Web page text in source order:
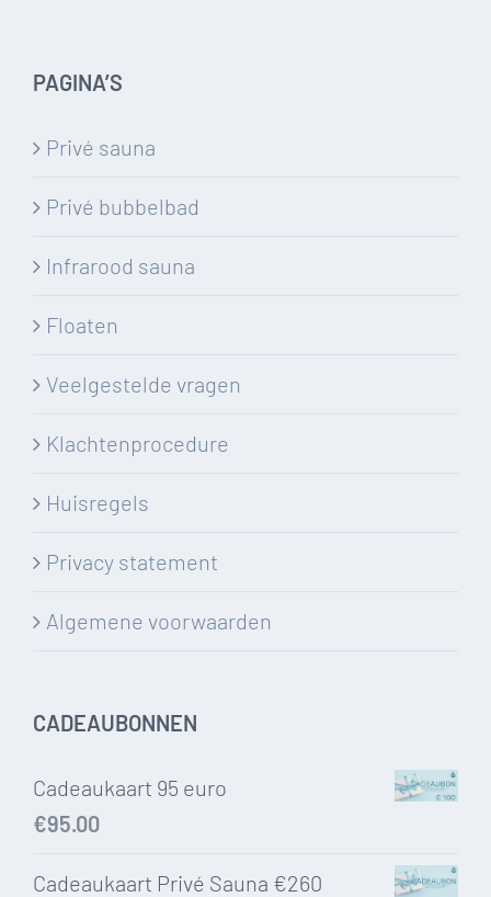
PAGINA’S
Privé sauna
Privé bubbelbad
Infrarood sauna
Floaten
Veelgestelde vragen
Klachtenprocedure
Huisregels
Privacy statement
Algemene voorwaarden
CADEAUBONNEN
Cadeaukaart 95 euro
€95.00
Cadeaukaart Privé Sauna €260